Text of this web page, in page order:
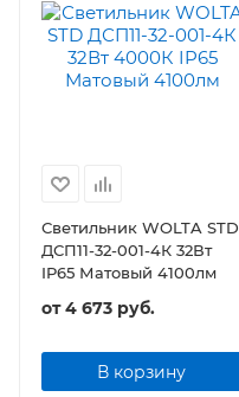
Светильник WOLTA STD
ДСП11-32-001-4К 32Вт
IP65 Матовый 4100лм
от4 673 руб.
В корзину